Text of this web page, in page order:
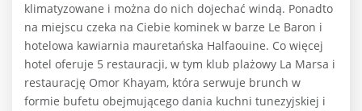
klimatyzowane i można do nich dojechać windą. Ponadto
na miejscu czeka na Ciebie kominek w barze Le Baron i
hotelowa kawiarnia mauretańska Halfaouine. Co więcej
hotel oferuje 5 restauracji, w tym klub plażowy La Marsa i
restaurację Omor Khayam, która serwuje brunch w
formie bufetu obejmującego dania kuchni tunezyjskiej i